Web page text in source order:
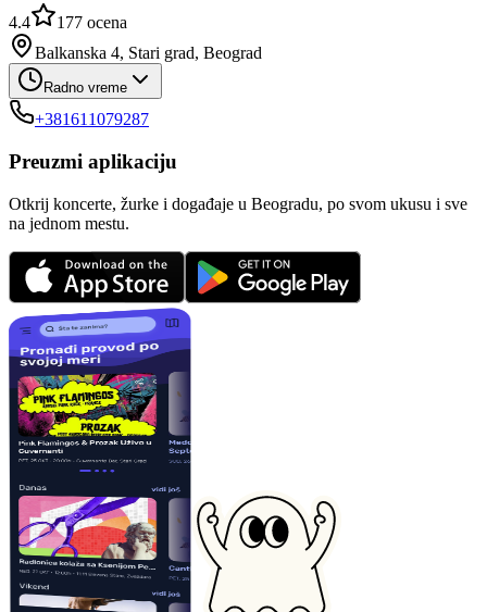
4.4 177 ocena
Balkanska 4, Stari grad, Beograd
Radno vreme
+381611079287
Preuzmi aplikaciju
Otkrij koncerte, žurke i događaje u Beogradu, po svom ukusu i sve
na jednom mestu.